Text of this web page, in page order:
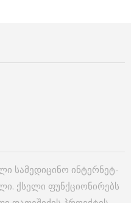
სამედიცინო ინტერნეტ-
ქსელი ფუნქციონირებს